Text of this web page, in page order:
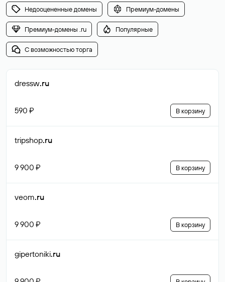
Недооцененные домены Премиум-домены
Премиум-домены .ru Популярные
С возможностью торга
dressw.ru
590 ₽ В корзину
tripshop.ru
9 900 ₽ В корзину
veom.ru
9 900 ₽ В корзину
gipertoniki.ru